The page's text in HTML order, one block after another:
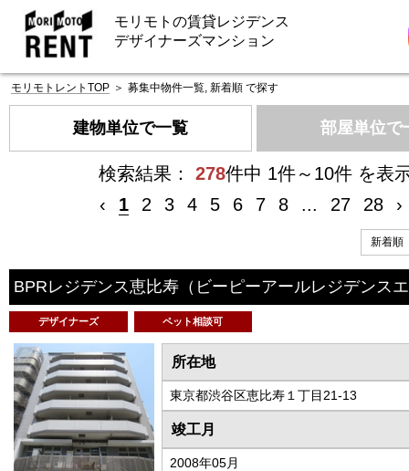
モリモトの賃貸レジデンス
デザイナーズマンション
モリモトレントTOP ＞ 募集中物件一覧, 新着順 で探す
建物単位で一覧 部屋単位で
検索結果： 278件中 1件～10件 を表
‹
1 2 3 4 5 6 7 8 ... 27 28 ›
BPRレジデンス恵比寿 （ビーピーアールレジデンス
デザイナーズ ペット相談可
所在地
東京都渋谷区恵比寿１丁目21-13
竣工月
2008年05月